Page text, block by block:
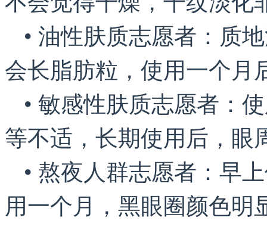
• 油性肤质志愿者：质
会长脂肪粒，使用一个月
• 敏感性肤质志愿者：
等不适，长期使用后，眼
• 熬夜人群志愿者：早
用一个月，黑眼圈颜色